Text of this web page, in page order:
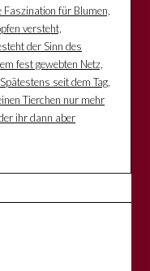
für Blumen,
versteht,
der Sinn des
fest gewebten Netz,
seit dem Tag,
Tierchen nur mehr
ihr dann aber